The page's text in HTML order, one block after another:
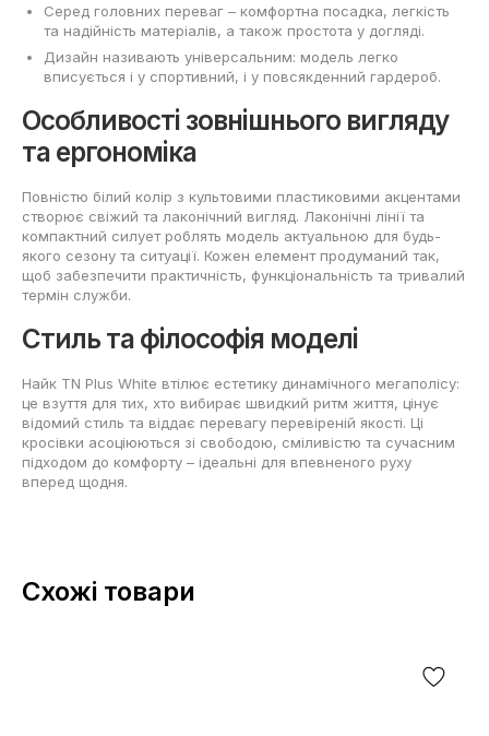
Серед головних переваг – комфортна посадка, легкість
та надійність матеріалів, а також простота у догляді.
Дизайн називають універсальним: модель легко
вписується і у спортивний, і у повсякденний гардероб.
Особливості зовнішнього вигляду
та ергономіка
Повністю білий колір з культовими пластиковими акцентами
створює свіжий та лаконічний вигляд. Лаконічні лінії та
компактний силует роблять модель актуальною для будь-
якого сезону та ситуації. Кожен елемент продуманий так,
щоб забезпечити практичність, функціональність та тривалий
термін служби.
Стиль та філософія моделі
Найк TN Plus White втілює естетику динамічного мегаполісу:
це взуття для тих, хто вибирає швидкий ритм життя, цінує
відомий стиль та віддає перевагу перевіреній якості. Ці
кросівки асоціюються зі свободою, сміливістю та сучасним
підходом до комфорту – ідеальні для впевненого руху
вперед щодня.
Схожі товари